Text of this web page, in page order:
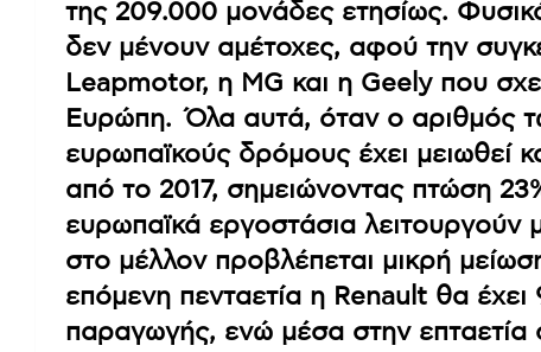
της 209.000 μονάδες ετησίως. Φυσικά
δεν μένουν αμέτοχες, αφού την
Leapmotor, η MG και η Geely που
Ευρώπη. Όλα αυτά, όταν ο αριθμός
ευρωπαϊκούς δρόμους έχει μειωθεί
από το 2017, σημειώνοντας πτώση
ευρωπαϊκά εργοστάσια λειτουργούν
στο μέλλον προβλέπεται μικρή
επόμενη πενταετία η Renault θα
παραγωγής, ενώ μέσα στην